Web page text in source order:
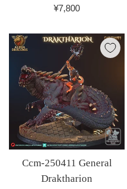
通
価
¥7,800
Ccm-250411 General
Draktharion